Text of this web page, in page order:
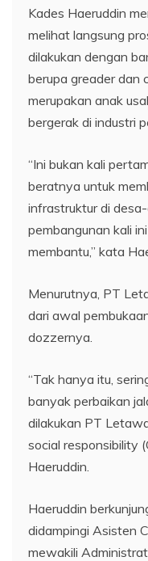
Kades Haeruddin
melihat langsung
dilakukan dengan
berupa greader dan
merupakan anak
bergerak di industri
“Ini bukan kali
beratnya untuk
infrastruktur di
pembangunan kali
membantu,” kata
Menurutnya, PT
dari awal
dozzernya.
“Tak hanya itu,
banyak perbaikan
dilakukan PT
social responsibility
Haeruddin.
Haeruddin
didampingi Asisten
mewakili